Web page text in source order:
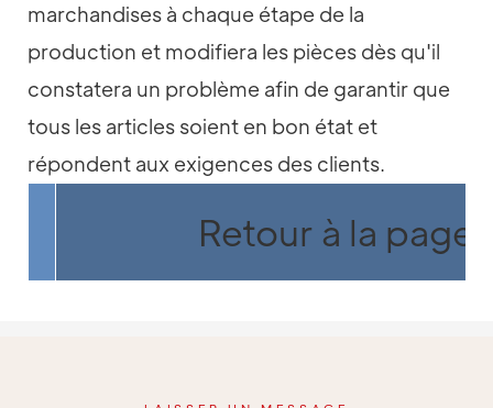
marchandises à chaque étape de la
production et modifiera les pièces dès qu'il
constatera un problème afin de garantir que
tous les articles soient en bon état et
répondent aux exigences des clients.
Retour à la page